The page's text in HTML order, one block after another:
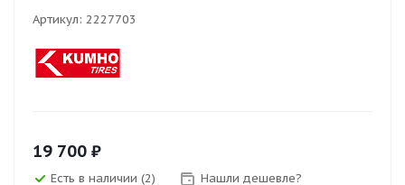
Артикул: 2227703
19 700 ₽
Есть в наличии (2) Нашли дешевле?